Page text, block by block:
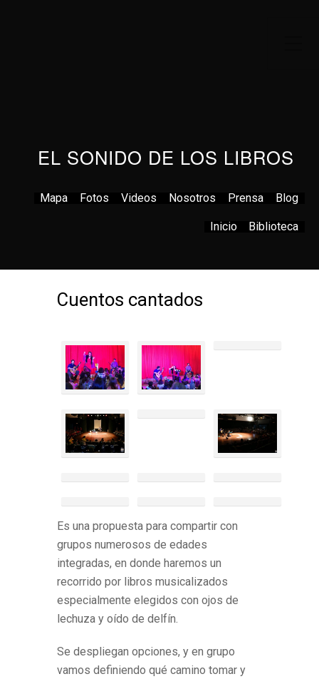
EL SONIDO DE LOS LIBROS
Blog
Prensa
Nosotros
Videos
Fotos
Mapa
Biblioteca
Inicio
Cuentos cantados
Es una propuesta para compartir con
grupos numerosos de edades
integradas, en donde haremos un
recorrido por libros musicalizados
especialmente elegidos con ojos de
lechuza y oído de delfín.
Se despliegan opciones, y en grupo
vamos definiendo qué camino tomar y